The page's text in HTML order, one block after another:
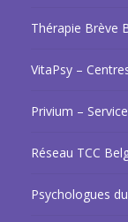
Thérapie Brève
VitaPsy –
Privium –
Réseau TCC
Psychologues